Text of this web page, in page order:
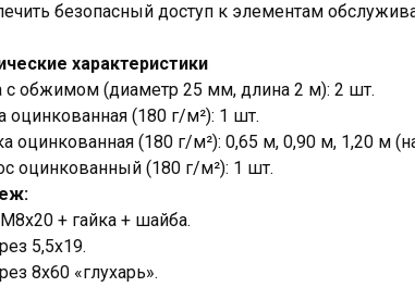
безопасный доступ к элементам
характеристики
с обжимом (диаметр 25 мм, длина 2 м): 2 шт.
оцинкованная (180 г/м²): 1 шт.
оцинкованная (180 г/м²): 0,65 м, 0,90 м, 1,20 м
оцинкованный (180 г/м²): 1 шт.
+ гайка + шайба.
5,5х19.
8х60 «глухарь».